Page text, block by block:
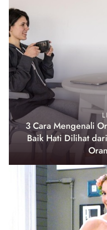
3 Cara Mengenali
Baik Hati Dilihat